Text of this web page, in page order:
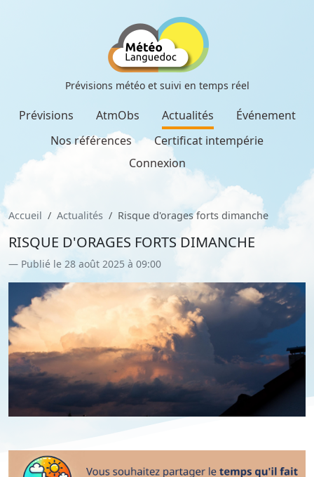
Prévisions météo et suivi en temps réel
Prévisions AtmObs Actualités
Événement
Nos références
Certificat intempérie
Connexion
Accueil Actualités Risque d'orages forts dimanche
RISQUE D'ORAGES FORTS DIMANCHE
Publié le 28 août 2025 à 09:00